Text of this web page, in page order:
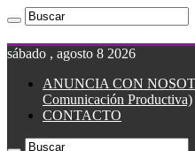
sábado , agosto 8 2026
ANUNCIA CON
Comunicación Productiva)
CONTACTO